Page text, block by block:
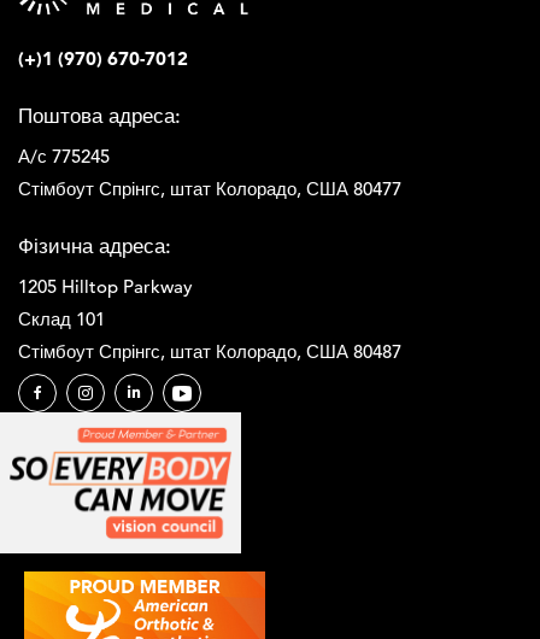
(+)1 (970) 670-7012
Поштова адреса:
А/с 775245
Стімбоут Спрінгс, штат Колорадо, США 80477
Фізична адреса:
1205 Hilltop Parkway
Склад 101
Стімбоут Спрінгс, штат Колорадо, США 80487